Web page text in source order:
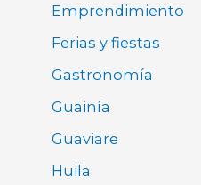
Emprendimiento
Ferias y fiestas
Gastronomía
Guainía
Guaviare
Huila